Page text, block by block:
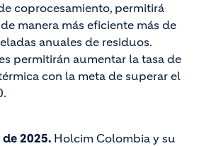
coprocesamiento, permitirá
manera más eficiente más de
anuales de residuos.
permitirán aumentar la tasa de
con la meta de superar el
2025. Holcim Colombia y su